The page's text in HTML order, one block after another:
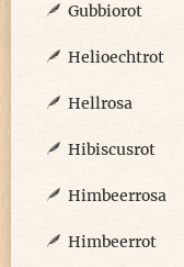
Gubbiorot
Helioechtrot
Hellrosa
Hibiscusrot
Himbeerrosa
Himbeerrot